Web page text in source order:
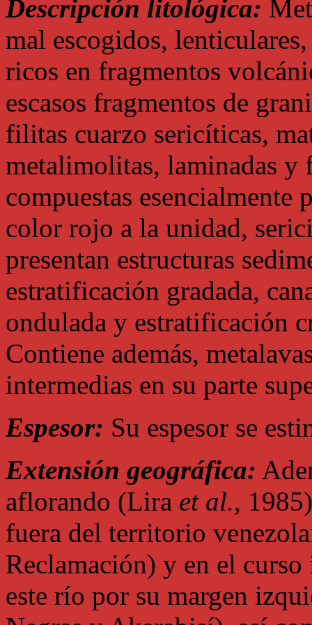
Descripción litológica:
mal escogidos,
ricos en fragmentos
escasos fragmentos de
filitas cuarzo sericíticas,
metalimolitas, laminadas y
compuestas esencialmente
color rojo a la unidad,
presentan estructuras
estratificación gradada,
ondulada y estratificación
Contiene además,
intermedias en su parte
Espesor: Su espesor se
Extensión geográfica:
aflorando (Lira et al.,
fuera del territorio
Reclamación) y en el
este río por su margen